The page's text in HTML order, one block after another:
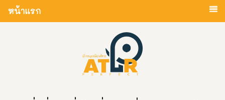
หน้าแรก